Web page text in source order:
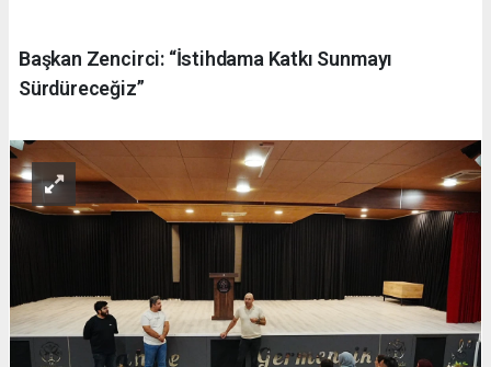
Başkan Zencirci: “İstihdama Katkı Sunmayı
Sürdüreceğiz”